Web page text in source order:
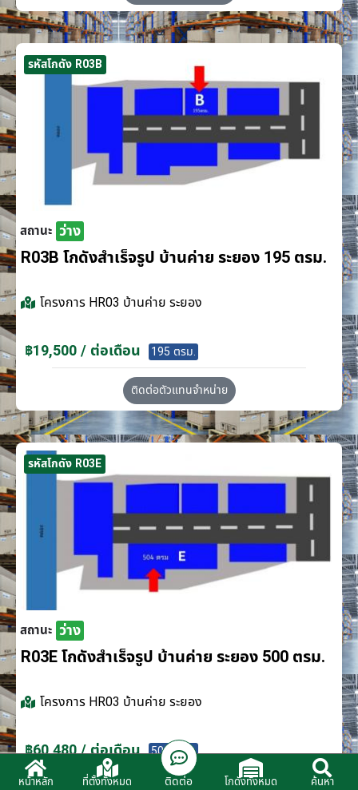
รหัสโกดัง R03B
สถานะ ว่าง
R03B โกดังสำเร็จรูป บ้านค่าย ระยอง 195 ตรม.
โครงการ HR03 บ้านค่าย ระยอง
฿19,500 / ต่อเดือน 195 ตรม.
ติดต่อตัวแทนจำหน่าย
รหัสโกดัง R03E
สถานะ ว่าง
R03E โกดังสำเร็จรูป บ้านค่าย ระยอง 500 ตรม.
โครงการ HR03 บ้านค่าย ระยอง
฿60,480 / ต่อเดือน 500 ตรม.
หน้าหลัก ที่ตั้งทั้งหมด ติดต่อ โกดังทั้งหมด ค้นหา